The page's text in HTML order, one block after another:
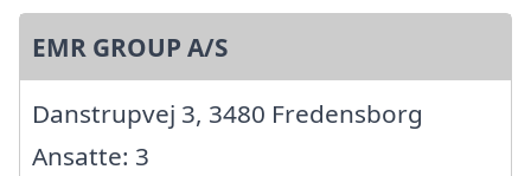
EMR GROUP A/S
Danstrupvej 3, 3480 Fredensborg
Ansatte: 3